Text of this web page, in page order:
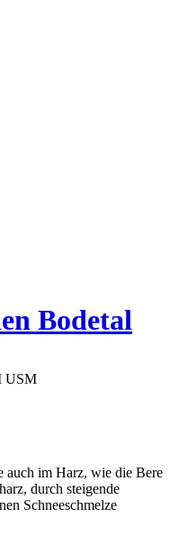
Bodetal
USM
auch im Harz, wie die Bere
durch steigende
Schneeschmelze